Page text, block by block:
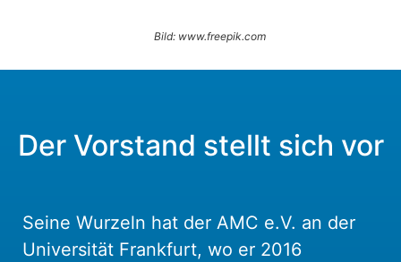
Bild: www.freepik.com
Der Vorstand stellt sich vor
Seine Wurzeln hat der AMC e.V. an der
Universität Frankfurt, wo er 2016